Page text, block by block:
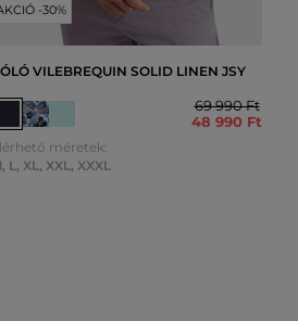
-30%
VILEBREQUIN SOLID LINEN JSY
69 990 Ft
48 990 Ft
méretek:
, L , XL , XXL , XXXL